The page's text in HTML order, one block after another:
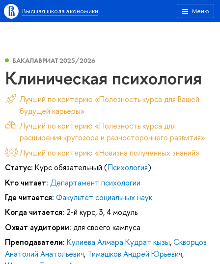
Меню
Высшая школа экономики
БАКАЛАВРИАТ 2025/2026
Клиническая психология
Лучший по критерию «Полезность курса для Вашей
будущей карьеры»
Лучший по критерию «Полезность курса для
расширения кругозора и разностороннего развития»
Лучший по критерию «Новизна полученных знаний»
Статус: Курс обязательный (Психология)
Кто читает: Департамент психологии
Где читается: Факультет социальных наук
Когда читается: 2-й курс, 3, 4 модуль
Охват аудитории: для своего кампуса
Преподаватели: Кулиева Алмара Кудрат кызы,Скворцов
Анатолий Анатольевич, Тимашков Андрей Юрьевич,